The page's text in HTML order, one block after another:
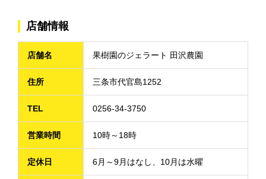
店舗情報
店舗名 果樹園のジェラート 田沢農園
住所 三条市代官島1252
TEL 0256-34-3750
営業時間 10時～18時
定休日 6月～9月はなし、10月は水曜